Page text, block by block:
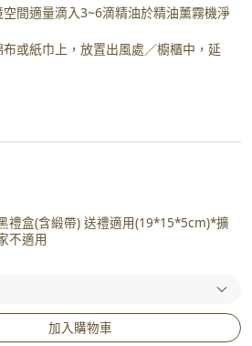
間適量滴入3~6滴精油於精油薰霧機淨
或紙巾上，放置出風處／櫥櫃中，延
禮盒(含緞帶) 送禮適用(19*15*5cm)*擴
不適用
加入購物車